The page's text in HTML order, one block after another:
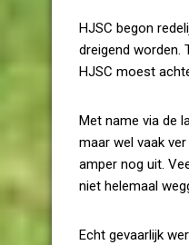
HJSC begon
dreigend worden.
HJSC moest
Met name via de
maar wel vaak
amper nog uit.
niet helemaal
Echt gevaarlijk